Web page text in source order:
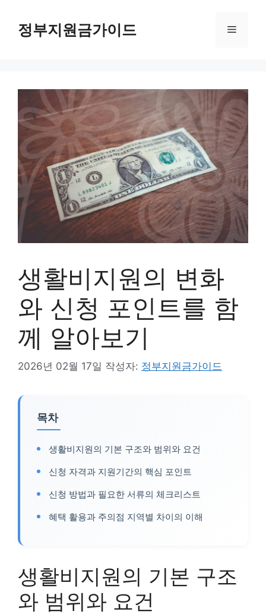
정부지원금가이드 메
생활비지원의 변화
와 신청 포인트를 함
께 알아보기
2026년 02월 17일 작성자: 정부지원금가이드
목차
생활비지원의 기본 구조와 범위와 요건
신청 자격과 지원기간의 핵심 포인트
신청 방법과 필요한 서류의 체크리스트
혜택 활용과 주의점 지역별 차이의 이해
생활비지원의 기본 구조
와 범위와 요건